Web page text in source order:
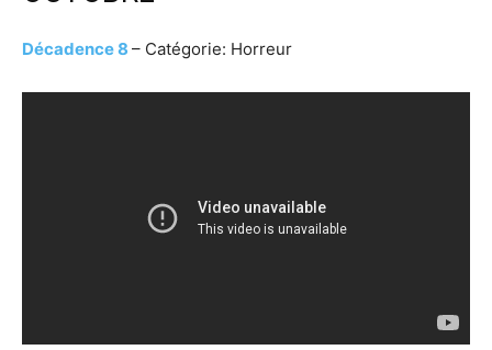
Décadence 8 – Catégorie: Horreur